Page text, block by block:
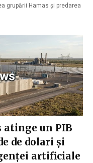
grupării Hamas și predarea
atinge un PIB
de dolari și
artificiale